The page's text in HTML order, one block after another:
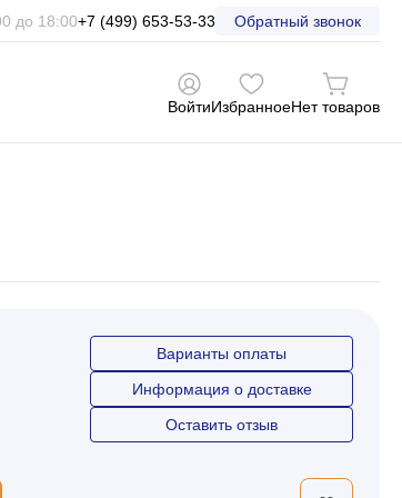
до 18:00+7 (499) 653-53-33 Обратный звонок
ВойтиИзбранноеНет товаров
Варианты оплаты
Информация о доставке
Оставить отзыв